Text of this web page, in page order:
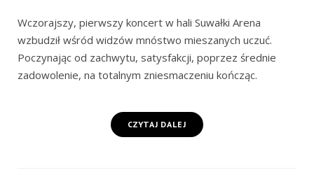
Wczorajszy, pierwszy koncert w hali Suwałki Arena
wzbudził wśród widzów mnóstwo mieszanych uczuć.
Poczynając od zachwytu, satysfakcji, poprzez średnie
zadowolenie, na totalnym zniesmaczeniu kończąc.
CZYTAJ DALEJ